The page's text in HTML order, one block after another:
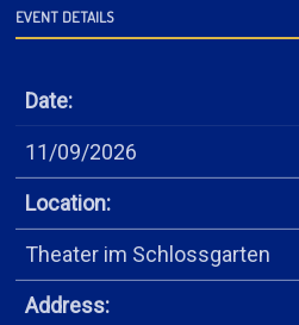
EVENT DETAILS
Date:
11/09/2026
Location:
Theater im Schlossgarten
Address: